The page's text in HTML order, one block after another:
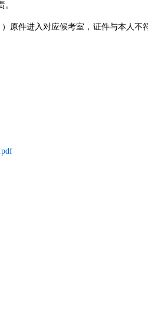
原件进入对应候考室，证件与本人